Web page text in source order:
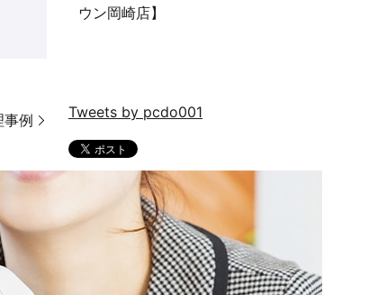
例
ウン岡崎店】
Tweets by pcdo001